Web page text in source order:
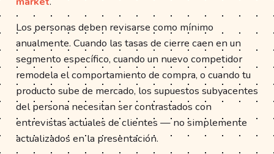
Los personas deben revisarse como mínimo
anualmente. Cuando las tasas de cierre caen en un
segmento específico, cuando un nuevo competidor
remodela el comportamiento de compra, o cuando tu
producto sube de mercado, los supuestos subyacentes
del persona necesitan ser contrastados con
entrevistas actuales de clientes — no simplemente
actualizados en la presentación.